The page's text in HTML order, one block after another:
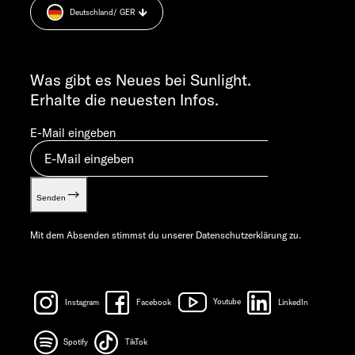
MO-DO 7:30 – 12:00 UND 13:00 – 16:00 UHR
FR 7:30 – 12:00 UHR
info@sunlight.de
Sicherheitshinweis
Gewichts­informationen
Let’s play!
Was gibt es Neues bei Sunlight.
Erhalte die neuesten Infos.
E-Mail eingeben
Senden
Mit dem Absenden stimmst du unserer Datenschutzerklärung zu.
Instagram Facebook Youtube LinkedIn
Spotify TikTok
Deutschland/ GER